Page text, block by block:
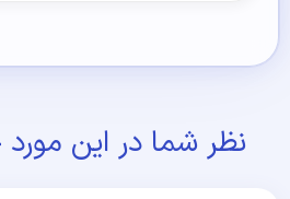
نظر شما در این